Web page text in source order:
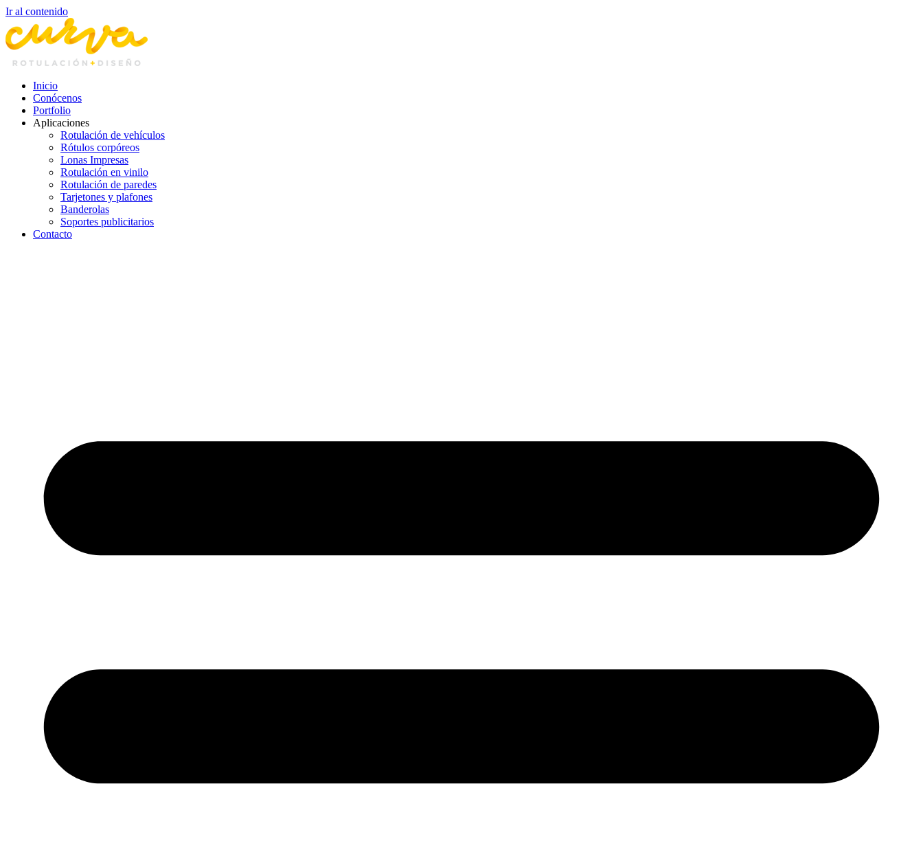
Ir al contenido
Inicio
Conócenos
Portfolio
Aplicaciones
Rotulación de vehículos
Rótulos corpóreos
Lonas Impresas
Rotulación en vinilo
Rotulación de paredes
Tarjetones y plafones
Banderolas
Soportes publicitarios
Contacto